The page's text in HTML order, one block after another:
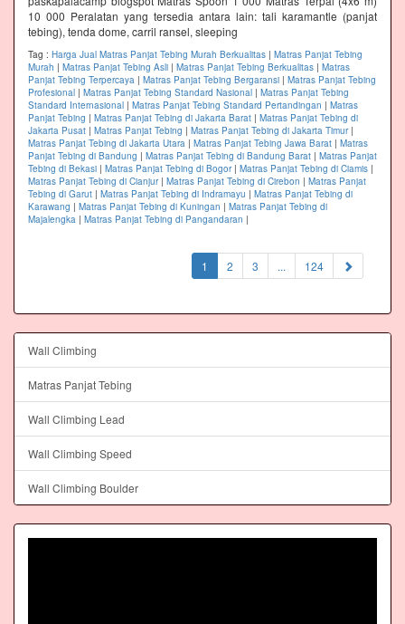
10 000 Peralatan yang tersedia antara lain: tali karamantle (panjat
tebing), tenda dome, carril ransel, sleeping
Tag : Harga Jual Matras Panjat Tebing Murah Berkualitas | Matras Panjat Tebing
Murah | Matras Panjat Tebing Asli | Matras Panjat Tebing Berkualitas | Matras
Panjat Tebing Terpercaya | Matras Panjat Tebing Bergaransi | Matras Panjat Tebing
Profesional | Matras Panjat Tebing Standard Nasional | Matras Panjat Tebing
Standard Internasional | Matras Panjat Tebing Standard Pertandingan | Matras
Panjat Tebing | Matras Panjat Tebing di Jakarta Barat | Matras Panjat Tebing di
Jakarta Pusat | Matras Panjat Tebing | Matras Panjat Tebing di Jakarta Timur|
Matras Panjat Tebing di Jakarta Utara | Matras Panjat Tebing Jawa Barat | Matras
Panjat Tebing di Bandung | Matras Panjat Tebing di Bandung Barat | Matras Panjat
Tebing di Bekasi | Matras Panjat Tebing di Bogor| Matras Panjat Tebing di Ciamis |
Matras Panjat Tebing di Cianjur| Matras Panjat Tebing di Cirebon | Matras Panjat
Tebing di Garut | Matras Panjat Tebing di Indramayu | Matras Panjat Tebing di
Karawang | Matras Panjat Tebing di Kuningan | Matras Panjat Tebing di
Majalengka | Matras Panjat Tebing di Pangandaran |
1 (current)
2 3 ... 124
Wall Climbing
Matras Panjat Tebing
Wall Climbing Lead
Wall Climbing Speed
Wall Climbing Boulder